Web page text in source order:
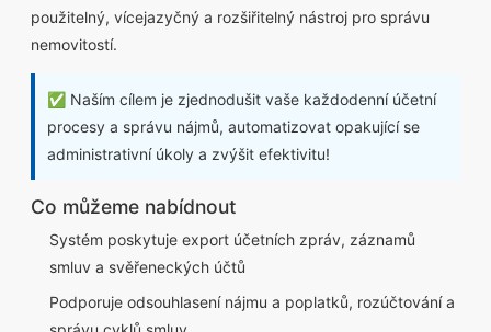
použitelný, vícejazyčný a rozšiřitelný nástroj pro správu
nemovitostí.
✅ Naším cílem je zjednodušit vaše každodenní účetní
procesy a správu nájmů, automatizovat opakující se
administrativní úkoly a zvýšit efektivitu!
Co můžeme nabídnout
Systém poskytuje export účetních zpráv, záznamů
smluv a svěřeneckých účtů
Podporuje odsouhlasení nájmu a poplatků, rozúčtování a